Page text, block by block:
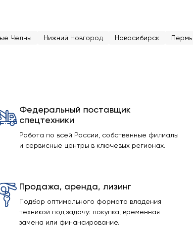
Челны Нижний Новгород Новосибирск Пермь
Федеральный поставщик
спецтехники
Работа по всей России, собственные филиалы
и сервисные центры в ключевых регионах.
Продажа, аренда, лизинг
Подбор оптимального формата владения
техникой под задачу: покупка, временная
замена или финансирование.